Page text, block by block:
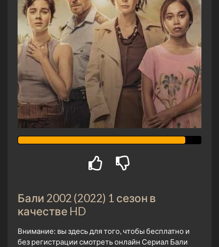
Бали 2002 (2022) 1 сезон в
качестве HD
Внимание: вы здесь для того, чтобы бесплатно и
без регистрации смотреть онлайн Сериал Бали